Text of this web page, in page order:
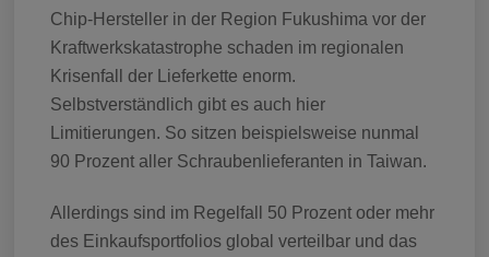
Chip-Hersteller in der Region Fukushima vor der
Kraftwerkskatastrophe schaden im regionalen
Krisenfall der Lieferkette enorm.
Selbstverständlich gibt es auch hier
Limitierungen. So sitzen beispielsweise nunmal
90 Prozent aller Schraubenlieferanten in Taiwan.
Allerdings sind im Regelfall 50 Prozent oder mehr
des Einkaufsportfolios global verteilbar und das